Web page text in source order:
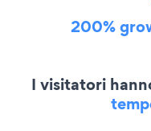
200%
I visitatori